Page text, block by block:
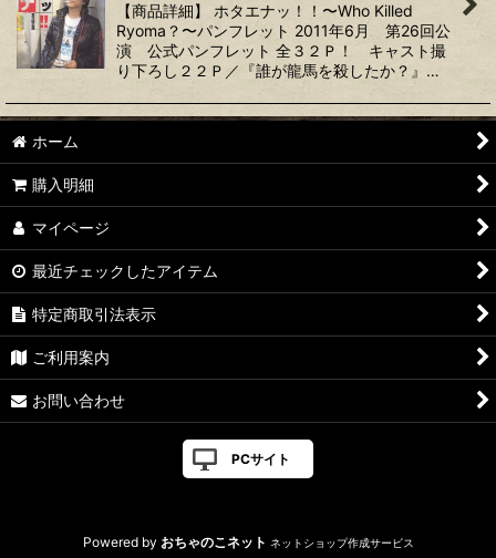
絞り込む
【商品詳細】 ホタエナッ！！〜Who Killed
Ryoma？〜パンフレット 2011年6月 第26回公
演 公式パンフレット 全３２Ｐ！ キャスト撮
り下ろし２２Ｐ／『誰が龍馬を殺したか？』…
ホーム
購入明細
マイページ
最近チェックしたアイテム
特定商取引法表示
ご利用案内
お問い合わせ
PCサイト
Powered by おちゃのこネット ネットショップ作成サービス